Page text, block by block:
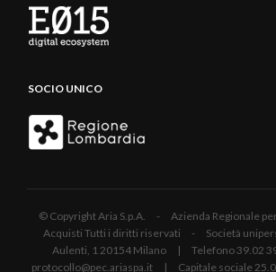
SOCIO UNICO
© Copyright Aria S.p.A. - Azienda Regionale
Acquisti Tutti i diritti riservati - Società
Aulenti, 1 20154 Milano | Telefono 39.02
protocollo@pec.ariaspa.it | Capitale sociale